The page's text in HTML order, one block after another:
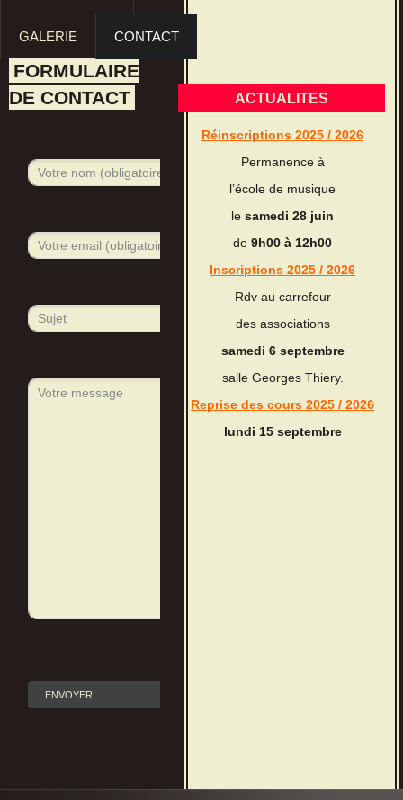
GALERIE CONTACT
ACTUALITES
Réinscriptions 2025 / 2026
Permanence à
l’école de musique
le samedi 28 juin
de 9h00 à 12h00
Inscriptions 2025 / 2026
Rdv au carrefour
des associations
samedi 6 septembre
salle Georges Thiery.
Reprise des cours 2025 / 2026
lundi 15 septembre
FORMULAIRE
DE CONTACT